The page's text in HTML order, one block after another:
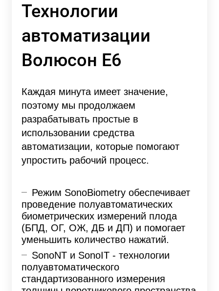
Технологии
автоматизации
Волюсон Е6
Каждая минута имеет значение,
поэтому мы продолжаем
разрабатывать простые в
использовании средства
автоматизации, которые помогают
упростить рабочий процесс.
Режим SonoBiometry обеспечивает
проведение полуавтоматических
биометрических измерений плода
(БПД, ОГ, ОЖ, ДБ и ДП) и помогает
уменьшить количество нажатий.
SonoNT и SonoIT - технологии
полуавтоматического
стандартизованного измерения